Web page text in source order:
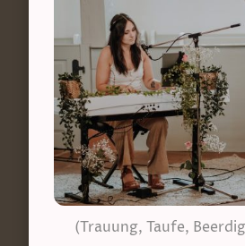
(Trauung, Taufe,